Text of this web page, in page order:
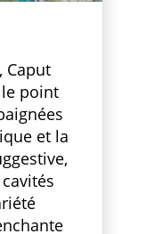
Caput
point
et la